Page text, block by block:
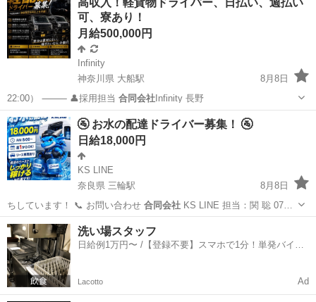
高収入！軽貨物ドライバー、日払い、週払い
可、寮あり！
月給500,000円
Infinity
神奈川県 大船駅
8月8日
22:00） ⸻ 👤採用担当 合同会社Infinity 長野
神奈川 横浜市 大船駅 ドライバー 貨物
🚰 お水の配達ドライバー募集！ 🚰
日給18,000円
KS LINE
奈良県 三輪駅
8月8日
ちしています！ 📞 お問い合わせ 合同会社KS LINE 担当：関 聡 07…
奈良 桜井市 三輪駅
洗い場スタッフ
日給例1万円〜 /【登録不要】スマホで1分！単発バイト
Lacotto Ad